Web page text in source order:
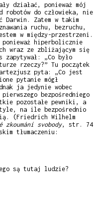
działać, ponieważ mój
robotów do człowieka, nie
Darwin. Zatem w takim
ruchu, bezruchu,
w między-przestrzeni.
hiperbolicznie
wraz ze zbliżającym się
zapytywał: „Co było
rzeczy?” Tu początek
pyta: „Co jest
pytanie mógł
ja jedynie wobec
bezpośredniego
pozostałe pewniki, a
tyle, na ile bezpośrednio
(Friedrich Wilhelm
svobody, str. 74
tłumaczeniu:
są tutaj ludzie?